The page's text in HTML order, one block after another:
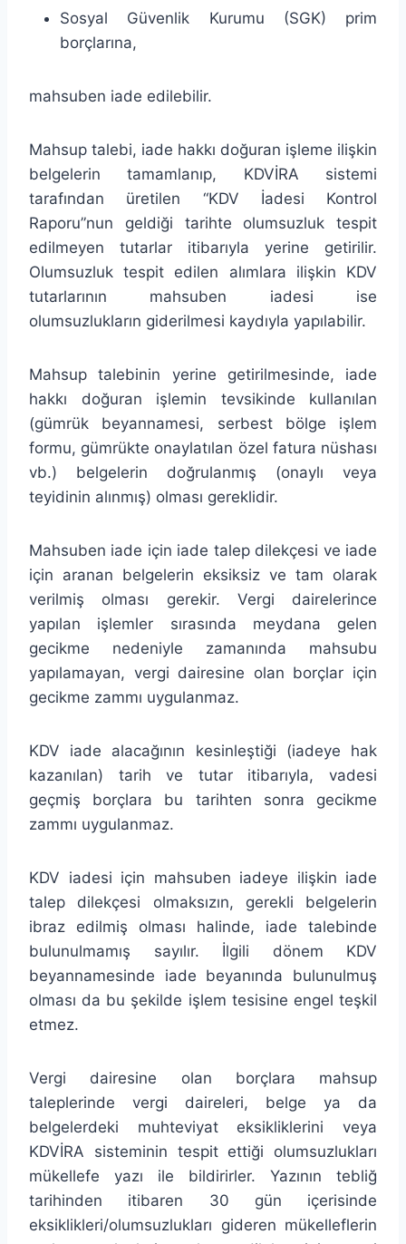
Sosyal Güvenlik Kurumu (SGK) prim
borçlarına,
mahsuben iade edilebilir.
Mahsup talebi, iade hakkı doğuran işleme ilişkin
belgelerin tamamlanıp, KDVİRA sistemi
tarafından üretilen “KDV İadesi Kontrol
Raporu”nun geldiği tarihte olumsuzluk tespit
edilmeyen tutarlar itibarıyla yerine getirilir.
Olumsuzluk tespit edilen alımlara ilişkin KDV
tutarlarının mahsuben iadesi ise
olumsuzlukların giderilmesi kaydıyla yapılabilir.
Mahsup talebinin yerine getirilmesinde, iade
hakkı doğuran işlemin tevsikinde kullanılan
(gümrük beyannamesi, serbest bölge işlem
formu, gümrükte onaylatılan özel fatura nüshası
vb.) belgelerin doğrulanmış (onaylı veya
teyidinin alınmış) olması gereklidir.
Mahsuben iade için iade talep dilekçesi ve iade
için aranan belgelerin eksiksiz ve tam olarak
verilmiş olması gerekir. Vergi dairelerince
yapılan işlemler sırasında meydana gelen
gecikme nedeniyle zamanında mahsubu
yapılamayan, vergi dairesine olan borçlar için
gecikme zammı uygulanmaz.
KDV iade alacağının kesinleştiği (iadeye hak
kazanılan) tarih ve tutar itibarıyla, vadesi
geçmiş borçlara bu tarihten sonra gecikme
zammı uygulanmaz.
KDV iadesi için mahsuben iadeye ilişkin iade
talep dilekçesi olmaksızın, gerekli belgelerin
ibraz edilmiş olması halinde, iade talebinde
bulunulmamış sayılır. İlgili dönem KDV
beyannamesinde iade beyanında bulunulmuş
olması da bu şekilde işlem tesisine engel teşkil
etmez.
Vergi dairesine olan borçlara mahsup
taleplerinde vergi daireleri, belge ya da
belgelerdeki muhteviyat eksikliklerini veya
KDVİRA sisteminin tespit ettiği olumsuzlukları
mükellefe yazı ile bildirirler. Yazının tebliğ
tarihinden itibaren 30 gün içerisinde
eksiklikleri/olumsuzlukları gideren mükelleflerin